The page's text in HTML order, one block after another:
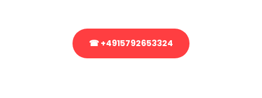
☎ +4915792653324